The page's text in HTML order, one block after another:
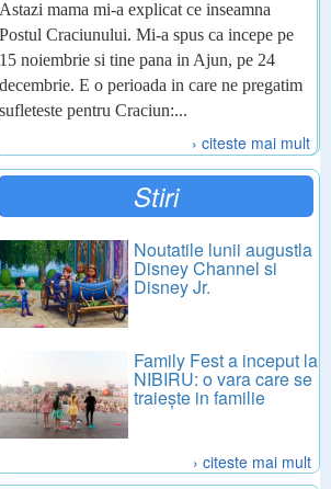
Astazi mama mi-a explicat ce inseamna
Postul Craciunului. Mi-a spus ca incepe pe
15 noiembrie si tine pana in Ajun, pe 24
decembrie. E o perioada in care ne pregatim
sufleteste pentru Craciun:...
› citeste mai mult
Stiri
Noutatile lunii augustla
Disney Channel si
Disney Jr.
Family Fest a inceput la
NIBIRU: o vara care se
traiește in familie
› citeste mai mult